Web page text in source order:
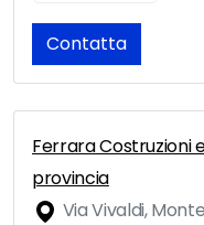
Contatta
Ferrara Costruzioni
provincia
Via Vivaldi,